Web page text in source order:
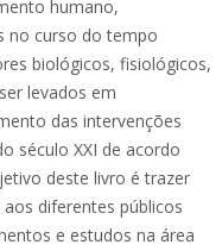
humano,
no curso do tempo
biológicos, fisiológicos,
levados em
das intervenções
século XXI de acordo
deste livro é trazer
diferentes públicos
e estudos na área